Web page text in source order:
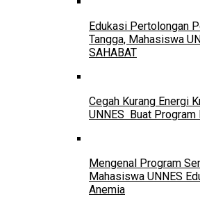
Edukasi Pertolongan
Tangga, Mahasiswa
SAHABAT
Cegah Kurang Energi
UNNES Buat
Mengenal Program
Mahasiswa UNNES
Anemia